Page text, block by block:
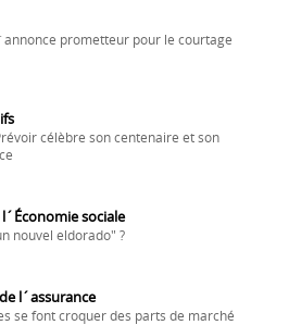
prometteur pour le courtage
célèbre son centenaire et son
sociale
nouvel eldorado" ?
l´assurance
se font croquer des parts de marché